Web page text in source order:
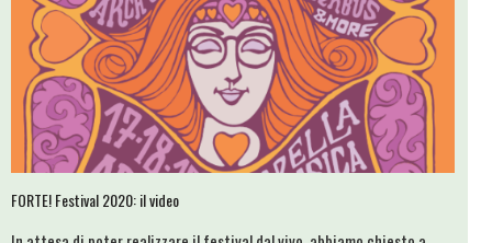
FORTE! Festival 2020: il video